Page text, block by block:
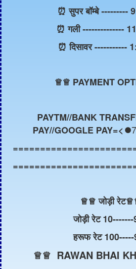
⏰ सुपर बॉम्बे ---------
⏰ गली --------------
⏰ दिसावर -----------
♕♕ PAYMENT
PAYTM//BANK
PAY//GOOGLE PAY=<⏺️
♕♕ जोड़ी रेट♕
जोड़ी रेट
हरूफ रेट 100-----
♕♕ RAWAN BHAI